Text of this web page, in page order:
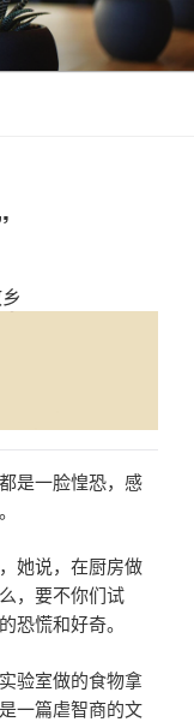
是一脸惶恐，感
她说，在厨房做
，要不你们试
恐慌和好奇。
验室做的食物拿
一篇虐智商的文